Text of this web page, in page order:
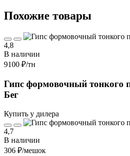
Похожие товары
4,8
В наличии
9100 ₽/тн
Гипс формовочный
Бег
Купить у дилера
4,7
В наличии
306 ₽/мешок